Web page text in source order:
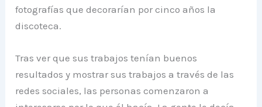
fotografías que decorarían por cinco años la
discoteca.
Tras ver que sus trabajos tenían buenos
resultados y mostrar sus trabajos a través de las
redes sociales, las personas comenzaron a